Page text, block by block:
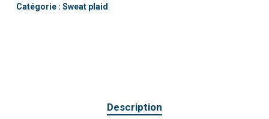
Catégorie : Sweat plaid
Description